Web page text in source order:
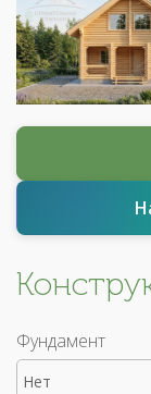
Фундамент
Нет